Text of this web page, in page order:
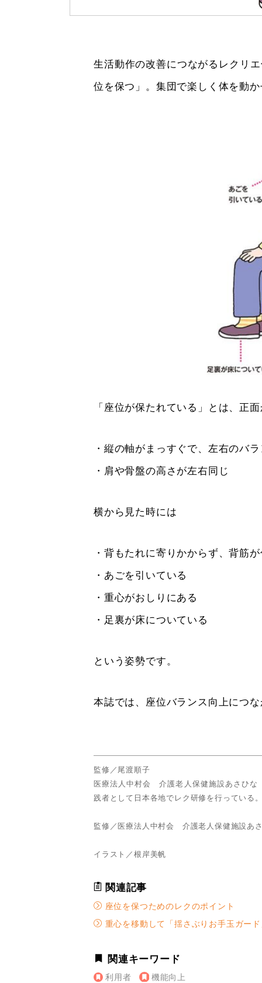
生活動作の改善につながるレクリ
位を保つ」。集団で楽しく体を動
「座位が保たれている」とは、正
・縦の軸がまっすぐで、左右のバ
・肩や骨盤の高さが左右同じ
横から見た時には
・背もたれに寄りかからず、背筋
・あごを引いている
・重心がおしりにある
・足裏が床についている
という姿勢です。
本誌では、座位バランス向上につ
監修／尾渡順子
医療法人中村会 介護老人保健施設あさひ
践者として日本各地でレク研修を行っている
監修／医療法人中村会 介護老人保健施設あ
イラスト／根岸美帆
関連記事
座位を保つためのレクのポイント
重心を移動して「揺さぶりお手玉ガー
関連キーワード
利用者 機能向上